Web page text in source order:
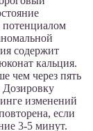
содержит
кальция.
чем через пять
Дозировку
изменений
если
3-5 минут.